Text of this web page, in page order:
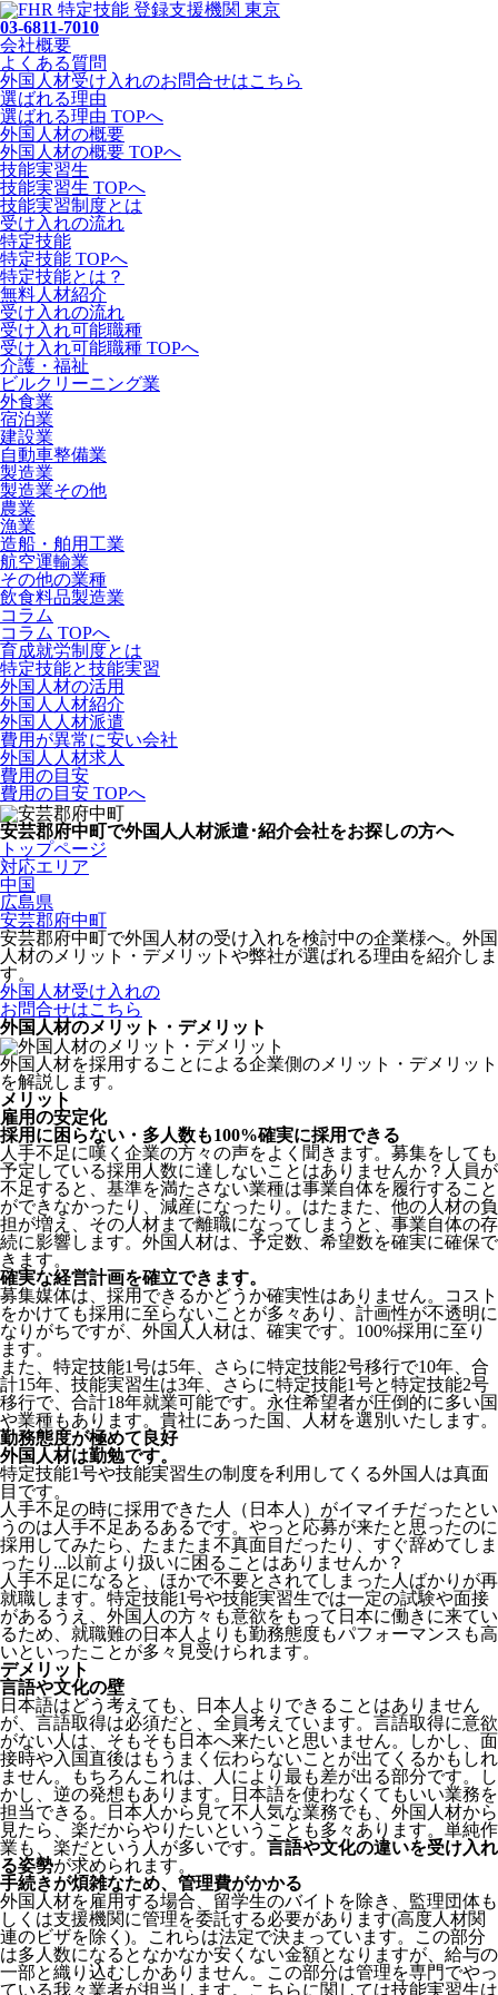
03-6811-7010
会社概要
よくある質問
外国人材受け入れのお問合せはこちら
選ばれる理由
選ばれる理由 TOPへ
外国人材の概要
外国人材の概要 TOPへ
技能実習生
技能実習生 TOPへ
技能実習制度とは
受け入れの流れ
特定技能
特定技能 TOPへ
特定技能とは？
無料人材紹介
受け入れの流れ
受け入れ可能職種
受け入れ可能職種 TOPへ
介護・福祉
ビルクリーニング業
外食業
宿泊業
建設業
自動車整備業
製造業
製造業その他
農業
漁業
造船・舶用工業
航空運輸業
その他の業種
飲食料品製造業
コラム
コラム TOPへ
育成就労制度とは
特定技能と技能実習
外国人材の活用
外国人人材紹介
外国人人材派遣
費用が異常に安い会社
外国人人材求人
費用の目安
費用の目安 TOPへ
安芸郡府中町で外国人人材派遣･紹介会社をお探しの方へ
トップページ
対応エリア
中国
広島県
安芸郡府中町
安芸郡府中町で外国人材の受け入れを検討中の企業様へ。外国
人材のメリット・デメリットや弊社が選ばれる理由を紹介しま
す。
外国人材受け入れの
お問合せはこちら
外国人材のメリット・デメリット
外国人材を採用することによる企業側のメリット・デメリット
を解説します。
メリット
雇用の安定化
採用に困らない・多人数も100%確実に採用できる
人手不足に嘆く企業の方々の声をよく聞きます。募集をしても
予定している採用人数に達しないことはありませんか？人員が
不足すると、基準を満たさない業種は事業自体を履行すること
ができなかったり、減産になったり。はたまた、他の人材の負
担が増え、その人材まで離職になってしまうと、事業自体の存
続に影響します。 外国人材は、予定数、希望数を確実に確保で
きます。
確実な経営計画を確立できます。
募集媒体は、採用できるかどうか確実性はありません。コスト
をかけても採用に至らないことが多々あり、計画性が不透明に
なりがちですが、外国人人材は、確実です。100%採用に至り
ます。
また、特定技能1号は5年、さらに特定技能2号移行で10年、合
計15年、技能実習生は3年、さらに特定技能1号と特定技能2号
移行で、合計18年就業可能です。永住希望者が圧倒的に多い国
や業種もあります。貴社にあった国、人材を選別いたします。
勤務態度が極めて良好
外国人材は勤勉です。
特定技能1号や技能実習生の制度を利用してくる外国人は真面
目 です。
人手不足の時に採用できた人（日本人）がイマイチだったとい
うのは人手不足あるあるです。やっと応募が来たと思ったのに
採用してみたら、たまたま不真面目だったり、すぐ辞めてしま
ったり...以前より扱いに困ることはありませんか？
人手不足になると、ほかで不要とされてしまった人ばかりが再
就職します。特定技能1号や技能実習生では一定の試験や面接
があるうえ、外国人の方々も意欲をもって日本に働きに来てい
るため、就職難の日本人よりも勤務態度もパフォーマンスも高
いといったことが多々見受けられます。
デメリット
言語や文化の壁
日本語はどう考えても、日本人よりできることはありません
が、言語取得は必須だと、全員考えています。言語取得に意欲
がない人は、そもそも日本へ来たいと思いません。しかし、面
接時や入国直後はもうまく伝わらないことが出てくるかもしれ
ません。
もちろんこれは、人により最も差が出る部分です。し
かし、逆の発想もあります。日本語を使わなくてもいい業務を
担当できる。日本人から見て不人気な業務でも、外国人材から
見たら、楽だからやりたいということも多々あります。単純作
業も、楽だという人が多いです。 言語や文化の違いを受け入れ
る姿勢が求められます。
手続きが煩雑なため、管理費がかかる
外国人材を雇用する場合、留学生のバイトを除き、 監理団体も
しくは支援機関に管理を委託する必要があります(高度人材関
連のビザを除く)。これらは法定で決まっています。この部分
は多人数になるとなかなか安くない金額となりますが、給与の
一部と織り込むしかありません。この部分は管理を専門でやっ
ている我々業者が担当します。こちらに関しては技能実習生は